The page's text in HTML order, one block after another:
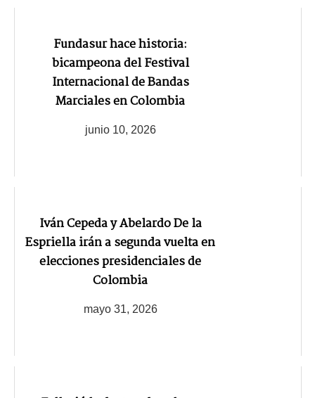
Fundasur hace historia:
bicampeona del Festival
Internacional de Bandas
Marciales en Colombia
junio 10, 2026
Iván Cepeda y Abelardo De la
Espriella irán a segunda vuelta en
elecciones presidenciales de
Colombia
mayo 31, 2026